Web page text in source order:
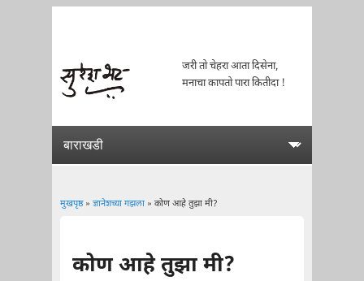
जरी तो चेहरा आता दिसेना,
मनाचा कापतो पारा कितीदा !
मुखपृष्ठ» ज्ञानेशच्या गझला» कोण आहे तुझा मी?
कोण आहे तुझा मी?